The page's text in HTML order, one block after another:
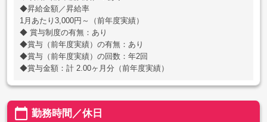
◆昇給金額／昇給率
1月あたり3,000円～（前年度実績）
◆ 賞与制度の有無：あり
◆賞与（前年度実績）の有無：あり
◆賞与（前年度実績）の回数：年2回
◆賞与金額：計 2.00ヶ月分（前年度実績）
calendar_today 勤務時間／休日